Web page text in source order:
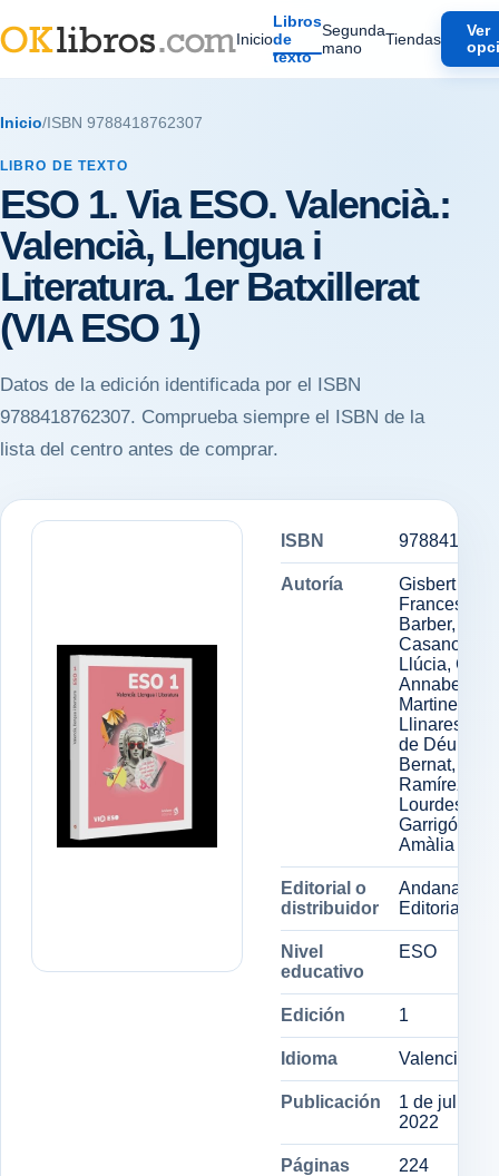
Inicio
Libros
de
texto
Segunda
mano
Tiendas
Ver
Inicio/ ISBN 9788418762307
LIBRO DE TEXTO
ESO 1. Via ESO. Valencià.:
Valencià, Llengua i
Literatura. 1er Batxillerat
(VIA ESO 1)
Datos de la edición identificada por el ISBN
9788418762307. Comprueba siempre el ISBN de la
lista del centro antes de comprar.
ISBN
Autoría
Gisbert
Francesc,
Barber,
Casanova,
Llúcia,
Annabel,
Martines
Llinares,
de Déu,
Bernat,
Ramírez,
Lourdes,
Garrigós,
Amàlia
Editorial o
distribuidor
Andana
Editorial
Nivel
educativo
ESO
Edición 1
Idioma Valenciano
Publicación
1 de julio de
2022
Páginas 224